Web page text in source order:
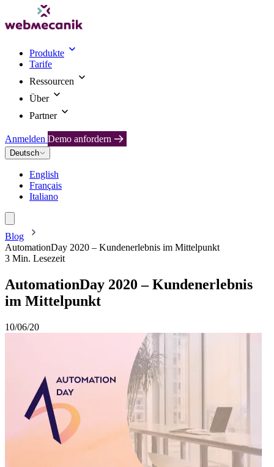
Produkte
Tarife
Ressourcen
Über
Partner
Anmelden Demo anfordern
Deutsch
English
Français
Italiano
Blog
AutomationDay 2020 – Kundenerlebnis im Mittelpunkt
3 Min. Lesezeit
AutomationDay 2020 – Kundenerlebnis
im Mittelpunkt
10/06/20